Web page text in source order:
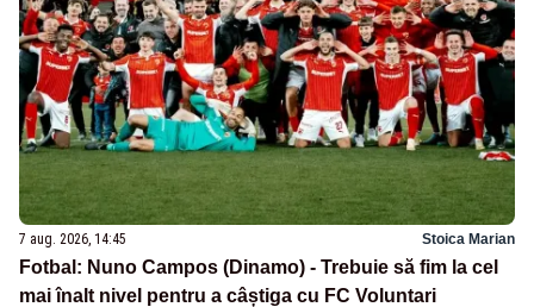
7 aug. 2026, 14:45 Stoica Marian
Fotbal: Nuno Campos (Dinamo) - Trebuie să fim la cel
mai înalt nivel pentru a câștiga cu FC Voluntari